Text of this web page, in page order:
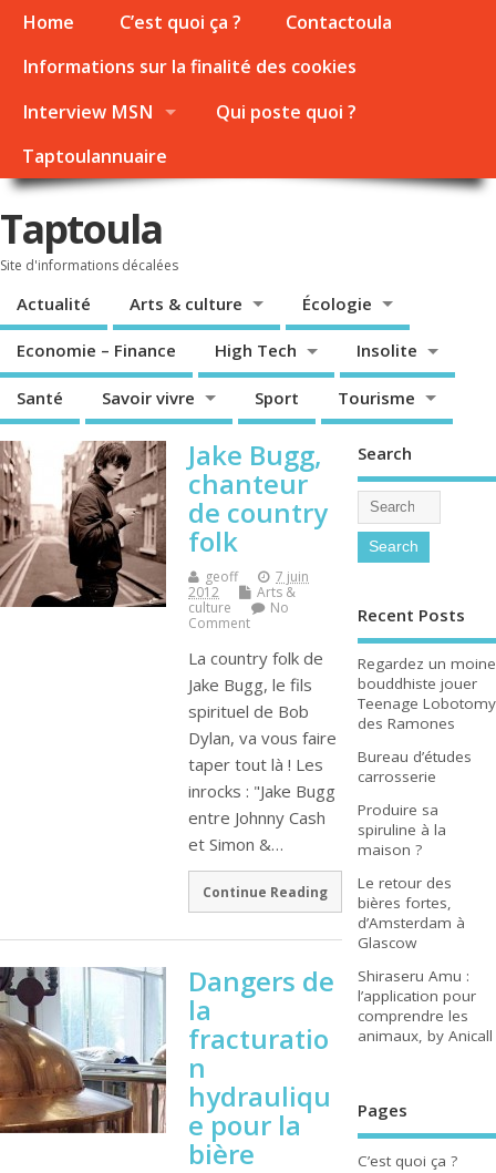
Home C’est quoi ça ?
Contactoula
Informations sur la finalité des cookies
Interview MSN
Qui poste quoi ?
Taptoulannuaire
Taptoula
Site d'informations décalées
Actualité Arts & culture Écologie
Economie – Finance High Tech Insolite
Santé Savoir vivre Sport Tourisme
Jake Bugg,
chanteur
de country
folk
geoff
7 juin
2012
Arts &
culture
No
Comment
La country folk de
Jake Bugg, le fils
spirituel de Bob
Dylan, va vous faire
taper tout là ! Les
inrocks : "Jake Bugg
entre Johnny Cash
et Simon &…
Continue Reading
Dangers de
la
fracturatio
n
hydrauliqu
e pour la
bière
Search
Recent Posts
Regardez un moine
bouddhiste jouer
Teenage Lobotomy
des Ramones
Bureau d’études
carrosserie
Produire sa
spiruline à la
maison ?
Le retour des
bières fortes,
d’Amsterdam à
Glascow
Shiraseru Amu :
l’application pour
comprendre les
animaux, by Anicall
Pages
C’est quoi ça ?